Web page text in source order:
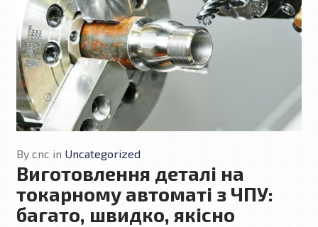
By cnc in Uncategorized
Виготовлення деталі на
токарному автоматі з ЧПУ:
багато, швидко, якісно